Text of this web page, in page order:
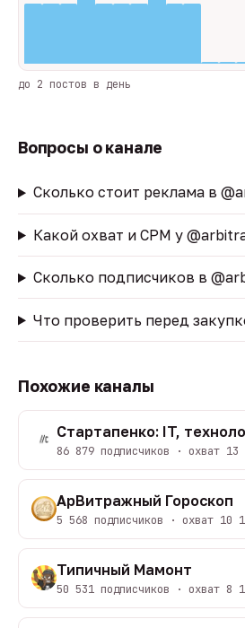
до 2 постов в день
Вопросы о канале
Сколько стоит реклама в
Какой охват и CPM у
Сколько подписчиков в
Что проверить перед
Похожие каналы
Стартапенко: IT,
86 879 подписчиков · охват 13
АрВитражный Гороскоп
5 568 подписчиков · охват 10
Типичный Мамонт
50 531 подписчиков · охват 8